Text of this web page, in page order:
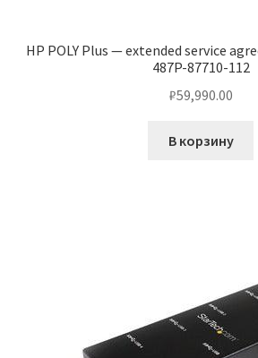
HP POLY Plus — extended service
487P-87710-112
₽59,990.00
В корзину